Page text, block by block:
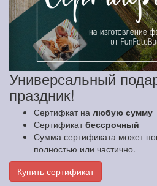
Универсальный
праздник!
Сертифкат на любую сумму
Сертификатбессрочный
Сумма сертификата может
полностью или частично.
Купить сертификат